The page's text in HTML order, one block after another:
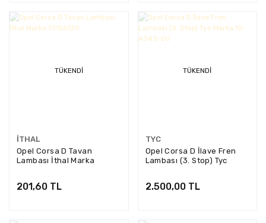
TÜKENDI
İTHAL
Opel Corsa D Tavan
Lambası İthal Marka
201,60 TL
TÜKENDI
TYC
Opel Corsa D İlave Fren
Lambası (3. Stop) Tyc
2.500,00 TL